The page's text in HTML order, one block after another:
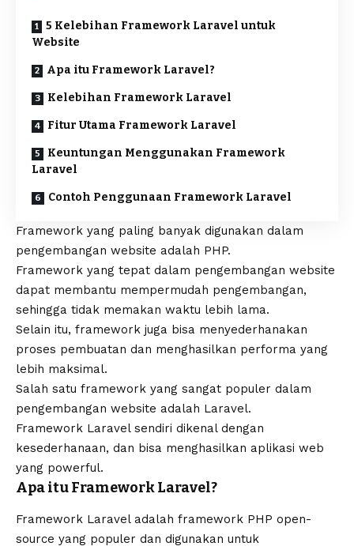
5 Kelebihan Framework Laravel untuk
Website
Apa itu Framework Laravel?
Kelebihan Framework Laravel
Fitur Utama Framework Laravel
Keuntungan Menggunakan Framework
Laravel
Contoh Penggunaan Framework Laravel
Framework yang paling banyak digunakan dalam
pengembangan website adalah PHP.
Framework yang tepat dalam pengembangan website
dapat membantu mempermudah pengembangan,
sehingga tidak memakan waktu lebih lama.
Selain itu, framework juga bisa menyederhanakan
proses pembuatan dan menghasilkan performa yang
lebih maksimal.
Salah satu framework yang sangat populer dalam
pengembangan website adalah Laravel.
Framework Laravel sendiri dikenal dengan
kesederhanaan, dan bisa menghasilkan aplikasi web
yang powerful.
Apa itu Framework Laravel?
Framework Laravel adalah framework PHP open-
source yang populer dan digunakan untuk